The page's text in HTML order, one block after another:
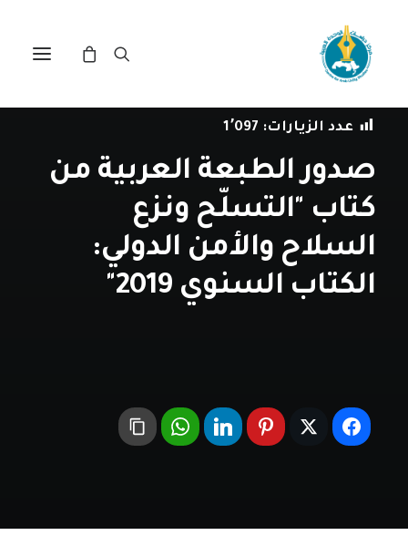
فيأخبار المركز
عدد الزيارات: 1٬097
صدور الطبعة العربية من
كتاب "التسلّح ونزع
السلاح والأمن الدولي:
الكتاب السنوي 2019"